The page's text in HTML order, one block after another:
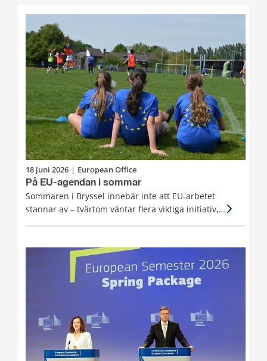
18 juni 2026 | European Office
På EU-agendan i sommar
Sommaren i Bryssel innebär inte att EU-arbetet
stannar av – tvärtom väntar flera viktiga initiativ,
sommar och tidig höst 2026.